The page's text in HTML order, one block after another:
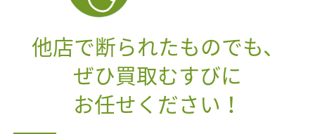
他店で断られたものでも、
ぜひ買取むすびに
お任せください！